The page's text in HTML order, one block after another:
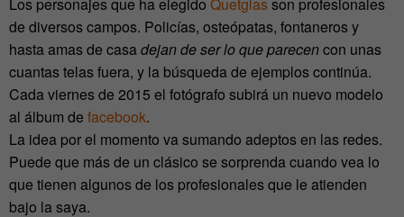
Los personajes que ha elegido Quetglasson profesionales
de diversos campos. Policías, osteópatas, fontaneros y
hasta amas de casadejan de ser lo que parecencon unas
cuantas telas fuera, y la búsqueda de ejemplos continúa.
Cada viernes de 2015 el fotógrafo subirá un nuevo modelo
al álbum de facebook.
La idea por el momento va sumando adeptos en las redes.
Puede que más de un clásico se sorprenda cuando vea lo
que tienen algunos de los profesionales que le atienden
bajo la saya.